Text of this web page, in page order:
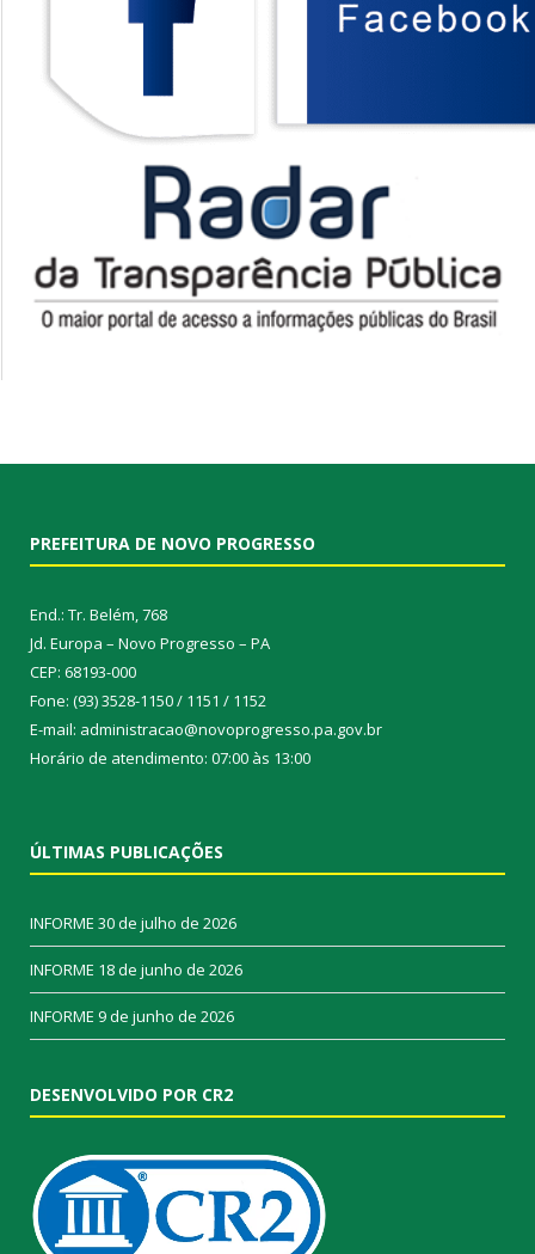
PREFEITURA DE NOVO PROGRESSO
End.: Tr. Belém, 768
Jd. Europa – Novo Progresso – PA
CEP: 68193-000
Fone: (93) 3528-1150 / 1151 / 1152
E-mail: administracao@novoprogresso.pa.gov.br
Horário de atendimento: 07:00 às 13:00
ÚLTIMAS PUBLICAÇÕES
INFORME 30 de julho de 2026
INFORME 18 de junho de 2026
INFORME 9 de junho de 2026
DESENVOLVIDO POR CR2